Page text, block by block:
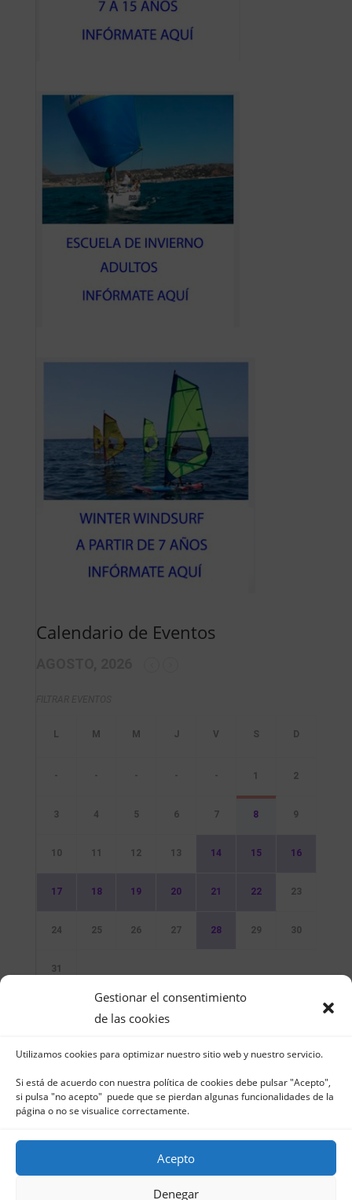
Gestionar el consentimiento
de las cookies
Utilizamos cookies para optimizar nuestro sitio web y nuestro servicio.
Si está de acuerdo con nuestra política de cookies debe pulsar "Acepto",
si pulsa "no acepto" puede que se pierdan algunas funcionalidades de la
página o no se visualice correctamente.
Acepto
Denegar
Calendario de Eventos
- - - - - 1 2
3 4 5 6 7 8 9
10 11 12 13 14 15 16
17 18 19 20 21 22 23
24 25 26 27 28 29 30
31
Sin Eventos
Club Naútico de Jávea - Muelle Norte s/n |
03730 Jávea – España | Tel. 965 791 025 | Fax.
965 796 008 | info@cnjavea.net